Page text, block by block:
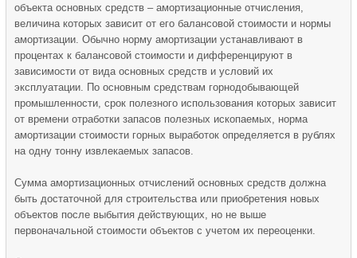
объекта основных средств – амортизационные отчисления,
величина которых зависит от его балансовой стоимости и нормы
амортизации. Обычно норму амортизации устанавливают в
процентах к балансовой стоимости и дифференцируют в
зависимости от вида основных средств и условий их
эксплуатации. По основным средствам горнодобывающей
промышленности, срок полезного использования которых зависит
от времени отработки запасов полезных ископаемых, норма
амортизации стоимости горных выработок определяется в рублях
на одну тонну извлекаемых запасов.
Сумма амортизационных отчислений основных средств должна
быть достаточной для строительства или приобретения новых
объектов после выбытия действующих, но не выше
первоначальной стоимости объектов с учетом их переоценки.